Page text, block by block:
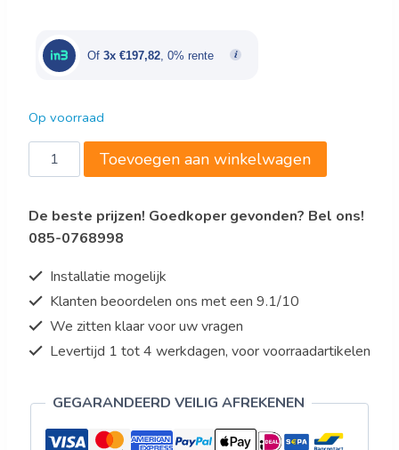
€715,00. €593,45.
Of 3x €197,82 , 0% rente
Op voorraad
Gastro-
Inox
opzetkoelvitrine
9x
1/3
aantal
Toevoegen aan winkelwagen
De beste prijzen! Goedkoper gevonden? Bel ons!
085-0768998
Installatie mogelijk
Klanten beoordelen ons met een 9.1/10
We zitten klaar voor uw vragen
Levertijd 1 tot 4 werkdagen, voor voorraadartikelen
GEGARANDEERD VEILIG AFREKENEN